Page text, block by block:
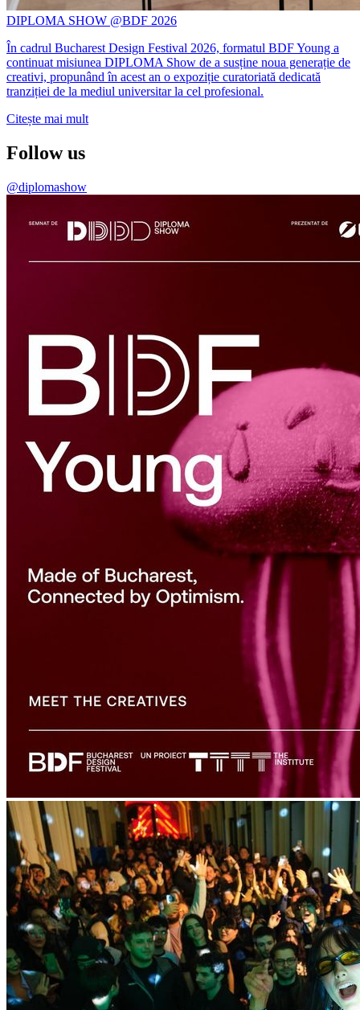
DIPLOMA SHOW @BDF 2026
În cadrul Bucharest Design Festival 2026, formatul BDF Young a
continuat misiunea DIPLOMA Show de a susține noua generație de
creativi, propunând în acest an o expoziție curatoriată dedicată
tranziției de la mediul universitar la cel profesional.
Citește mai mult
Follow us
@diplomashow